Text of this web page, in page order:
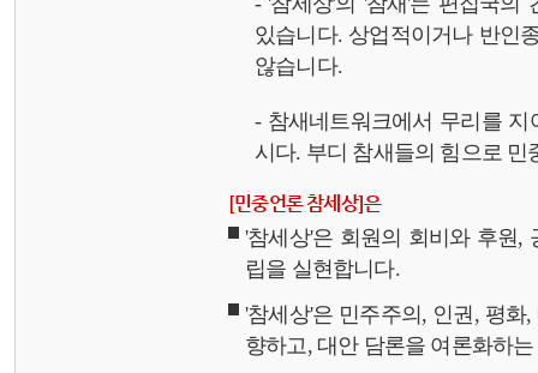
있습니다. 상업적이거나 반인
않습니다.
- 참새네트워크에서 무리를
시다. 부디 참새들의 힘으로 민
[민중언론 참세상]은
'참세상'은 회원의 회비와 후원,
립을 실현합니다.
'참세상'은 민주주의, 인권, 평
향하고, 대안 담론을 여론화하